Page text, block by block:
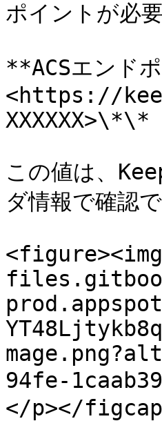
ポイントが必要
**ACSエンド
<https://
XXXXXX>\*\*
この値は、
ダ情報で確認で
94fe-
</p></